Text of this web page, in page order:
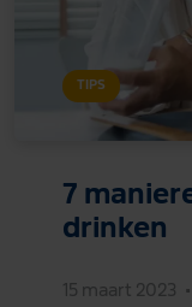
TIPS
7
drinken
15 maart 2023 •